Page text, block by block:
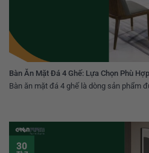
Bàn Ăn Mặt Đá 4 Ghế: Lựa Chọn Phù
Bàn ăn mặt đá 4 ghế là dòng sản phẩm
30